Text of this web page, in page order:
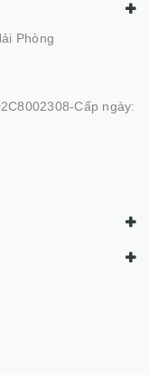
Phòng
Cấp ngày: